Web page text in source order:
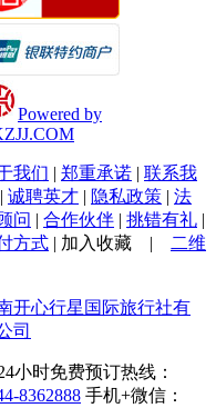
Powered by
我们 | 郑重承诺 | 联系我
| 诚聘英才 | 隐私政策 | 法
问 | 合作伙伴 | 挑错有礼 |
方式 | 加入收藏 |
二维
开心行星国际旅行社有
司
小时免费预订热线：
8362888 手机+微信：